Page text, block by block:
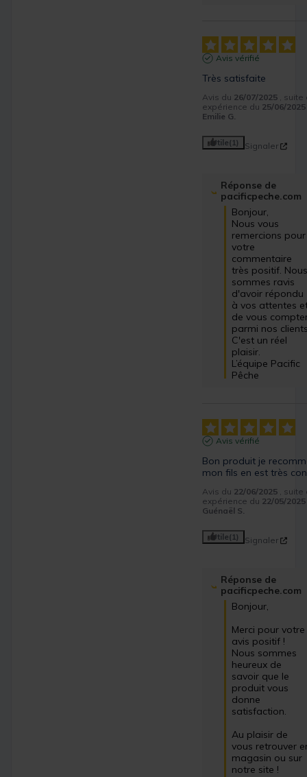
Avis vérifié
Très satisfaite
Avis du 26/07/2025 , suite
expérience du 25/06/2025
Emilie G.
Utile(1) Signaler
Réponse de
pacificpeche.com
Bonjour,
Nous vous
remercions pour
votre
commentaire
très positif.
sommes ravis
d'avoir répondu
à vos attentes
de vous
parmi nos
C'est un réel
plaisir.
L’équipe Pacific
Pêche
Avis vérifié
Bon produit je
mon fils en est très
Avis du 22/06/2025 , suite
expérience du 22/05/2025
Guénaël S.
Utile(1) Signaler
Réponse de
pacificpeche.com
Bonjour,
Merci pour votre
avis positif !
Nous sommes
heureux de
savoir que le
produit vous
donne
satisfaction.
Au plaisir de
vous retrouver
magasin ou sur
notre site !